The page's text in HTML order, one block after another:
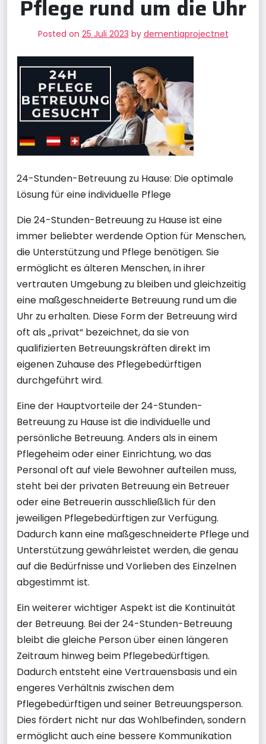
Pflege rund um die Uhr
Posted on 25 Juli 2023 by dementiaprojectnet
24-Stunden-Betreuung zu Hause: Die optimale
Lösung für eine individuelle Pflege
Die 24-Stunden-Betreuung zu Hause ist eine
immer beliebter werdende Option für Menschen,
die Unterstützung und Pflege benötigen. Sie
ermöglicht es älteren Menschen, in ihrer
vertrauten Umgebung zu bleiben und gleichzeitig
eine maßgeschneiderte Betreuung rund um die
Uhr zu erhalten. Diese Form der Betreuung wird
oft als „privat“ bezeichnet, da sie von
qualifizierten Betreuungskräften direkt im
eigenen Zuhause des Pflegebedürftigen
durchgeführt wird.
Eine der Hauptvorteile der 24-Stunden-
Betreuung zu Hause ist die individuelle und
persönliche Betreuung. Anders als in einem
Pflegeheim oder einer Einrichtung, wo das
Personal oft auf viele Bewohner aufteilen muss,
steht bei der privaten Betreuung ein Betreuer
oder eine Betreuerin ausschließlich für den
jeweiligen Pflegebedürftigen zur Verfügung.
Dadurch kann eine maßgeschneiderte Pflege und
Unterstützung gewährleistet werden, die genau
auf die Bedürfnisse und Vorlieben des Einzelnen
abgestimmt ist.
Ein weiterer wichtiger Aspekt ist die Kontinuität
der Betreuung. Bei der 24-Stunden-Betreuung
bleibt die gleiche Person über einen längeren
Zeitraum hinweg beim Pflegebedürftigen.
Dadurch entsteht eine Vertrauensbasis und ein
engeres Verhältnis zwischen dem
Pflegebedürftigen und seiner Betreuungsperson.
Dies fördert nicht nur das Wohlbefinden, sondern
ermöglicht auch eine bessere Kommunikation